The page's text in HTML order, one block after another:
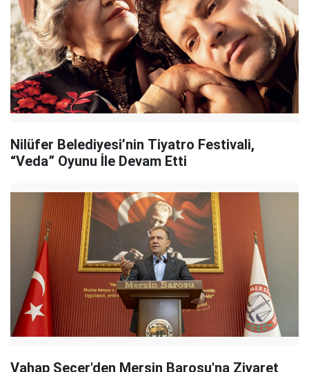
Nilüfer Belediyesi’nin Tiyatro Festivali,
“Veda” Oyunu İle Devam Etti
Vahap Seçer'den Mersin Barosu'na Ziyaret